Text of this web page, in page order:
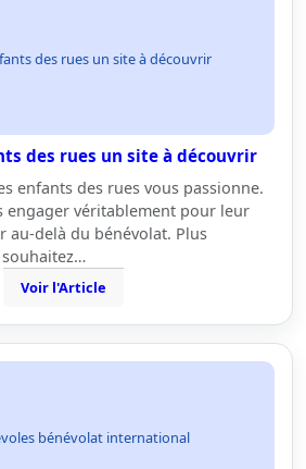
des rues un site à découvrir
des rues un site à découvrir
enfants des rues vous passionne.
engager véritablement pour leur
au-delà du bénévolat. Plus
Voir l'Article
bénévolat international